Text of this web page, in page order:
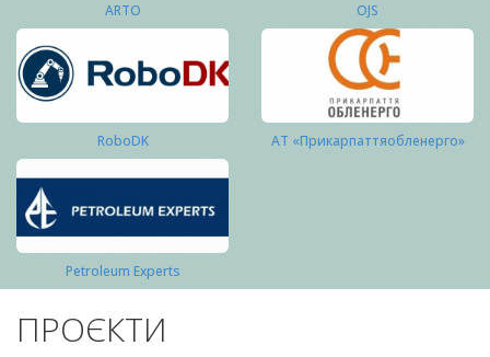
ARTO OJS
RoboDK АТ «Прикарпаттяобленерго»
Petroleum Experts
ПРОЄКТИ